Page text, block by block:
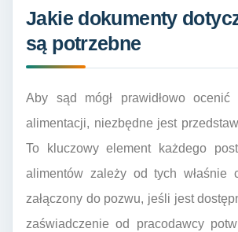
Jakie dokumenty
są potrzebne
Aby sąd mógł prawidłowo
alimentacji, niezbędne jest
To kluczowy element każdego
alimentów zależy od tych właśnie
załączony do pozwu, jeśli jest
zaświadczenie od pracodawcy